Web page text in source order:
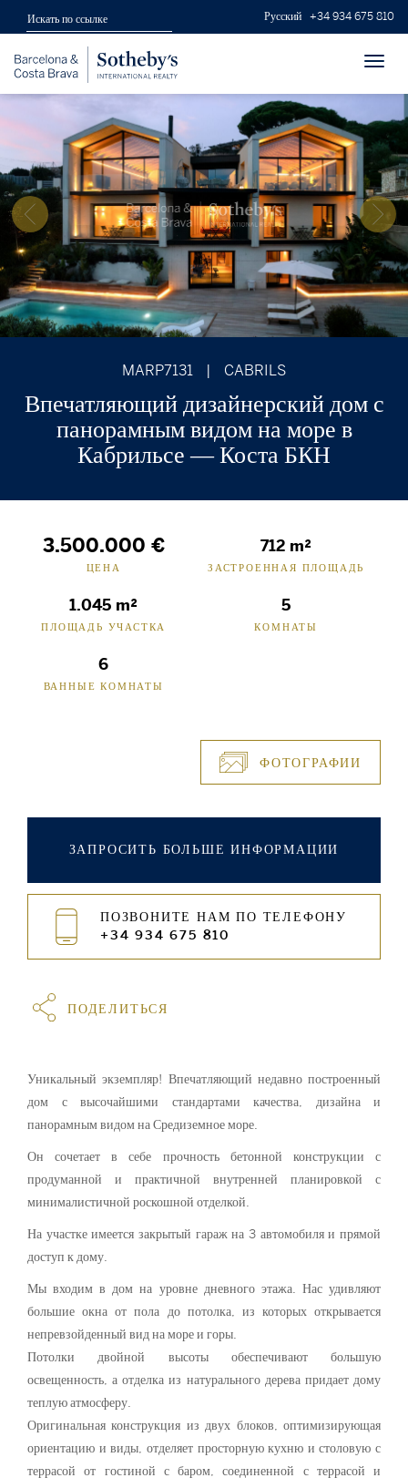
Русский +34 934 675 810
MARP7131 CABRILS
Впечатляющий дизайнерский дом с
панорамным видом на море в
Кабрильсе — Коста БКН
3.500.000 €
ЦЕНА
712 m²
ЗАСТРОЕННАЯ ПЛОЩАДЬ
1.045 m²
ПЛОЩАДЬ УЧАСТКА
5
КОМНАТЫ
6
ВАННЫЕ КОМНАТЫ
ФОТОГРАФИИ
ЗАПРОСИТЬ БОЛЬШЕ ИНФОРМАЦИИ
ПОЗВОНИТЕ НАМ ПО ТЕЛЕФОНУ
+34 934 675 810
ПОДЕЛИТЬСЯ
Уникальный экземпляр! Впечатляющий недавно построенный
дом с высочайшими стандартами качества, дизайна и
панорамным видом на Средиземное море.
Он сочетает в себе прочность бетонной конструкции с
продуманной и практичной внутренней планировкой с
минималистичной роскошной отделкой.
На участке имеется закрытый гараж на 3 автомобиля и прямой
доступ к дому.
Мы входим в дом на уровне дневного этажа. Нас удивляют
большие окна от пола до потолка, из которых открывается
непревзойденный вид на море и горы.
Потолки двойной высоты обеспечивают большую
освещенность, а отделка из натурального дерева придает дому
теплую атмосферу.
Оригинальная конструкция из двух блоков, оптимизирующая
ориентацию и виды, отделяет просторную кухню и столовую с
террасой от гостиной с баром, соединенной с террасой и